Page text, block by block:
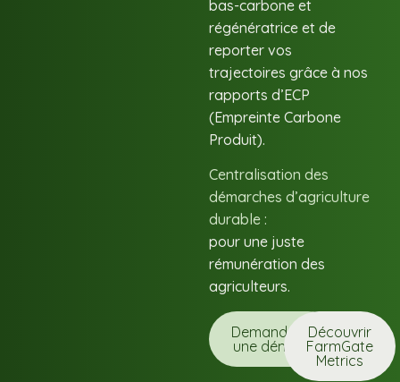
bas-carbone et
régénératrice et de
reporter vos
trajectoires grâce à nos
rapports d’ECP
(Empreinte Carbone
Produit).
Centralisation des
démarches d’agriculture
durable :
pour une juste
rémunération des
agriculteurs.
Demander
une démo
Découvrir
FarmGate
Metrics